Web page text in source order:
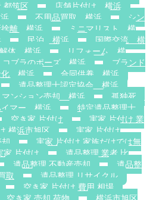
都筑区
店舗片付け 横浜
不用品買取 横浜
シン
捨離 横浜
ミニマリスト 横
民泊 横浜
国際交流 横
解体 横浜
リフォーム 横
コブラのポーズ 横浜
ブランド
化 横浜
合同供養 横浜
遺品整理士認定協会 横浜
マンション売却 横浜
孤独死
イマー 横浜
特定遺品整理士
空き家 片付け
実家 片付け 業
横浜市旭区
実家 片付け
実家 片付け 家族だけでは無
家 片付け
遺品整理 業者 比
遺品整理 不動産売却
遺品整
取
遺品整理 リサイクル
空き家 片付け 費用 相場